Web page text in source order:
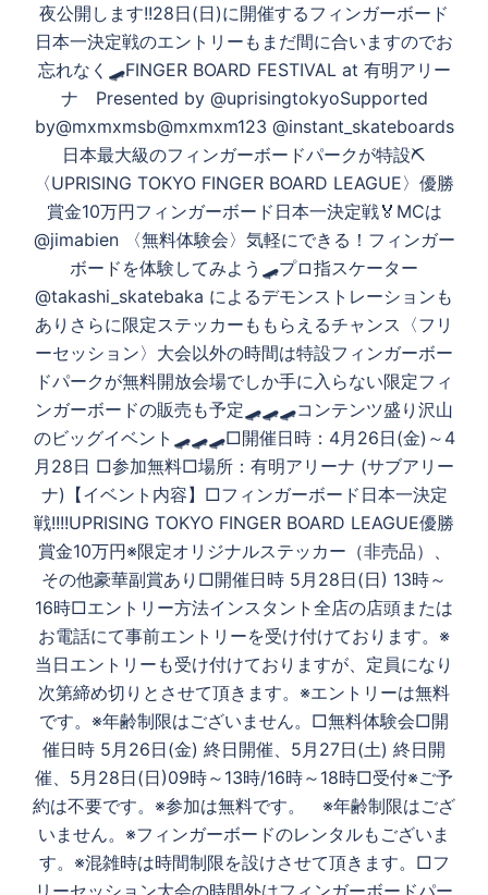
夜公開します!!28日(日)に開催するフィンガーボード
日本一決定戦のエントリーもまだ間に合いますのでお
忘れなく🛹FINGER BOARD FESTIVAL at 有明アリー
ナ Presented by @uprisingtokyoSupported
by@mxmxmsb@mxmxm123 @instant_skateboards
日本最大級のフィンガーボードパークが特設⛏
〈UPRISING TOKYO FINGER BOARD LEAGUE〉優勝
賞金10万円フィンガーボード日本一決定戦🏅MCは
@jimabien 〈無料体験会〉気軽にできる！フィンガー
ボードを体験してみよう️🛹プロ指スケーター
@takashi_skatebaka によるデモンストレーションも
ありさらに限定ステッカーももらえるチャンス〈フリ
ーセッション〉大会以外の時間は特設フィンガーボー
ドパークが無料開放会場でしか手に入らない限定フィ
ンガーボードの販売も予定🛹🛹🛹コンテンツ盛り沢山
のビッグイベント🛹🛹🛹□開催日時：4月26日(金)～4
月28日 □参加無料□場所：有明アリーナ (サブアリー
ナ)【イベント内容】□フィンガーボード日本一決定
戦!!!!UPRISING TOKYO FINGER BOARD LEAGUE優勝
賞金10万円※限定オリジナルステッカー（非売品）、
その他豪華副賞あり□開催日時 5月28日(日) 13時～
16時□エントリー方法インスタント全店の店頭または
お電話にて事前エントリーを受け付けております。※
当日エントリーも受け付けておりますが、定員になり
次第締め切りとさせて頂きます。※エントリーは無料
です。※年齢制限はございません。□無料体験会□開
催日時 5月26日(金) 終日開催、5月27日(土) 終日開
催、5月28日(日)09時～13時/16時～18時□受付※ご予
約は不要です。※参加は無料です。 ※年齢制限はござ
いません。※フィンガーボードのレンタルもございま
す。※混雑時は時間制限を設けさせて頂きます。□フ
リーセッション大会の時間外はフィンガーボードパー